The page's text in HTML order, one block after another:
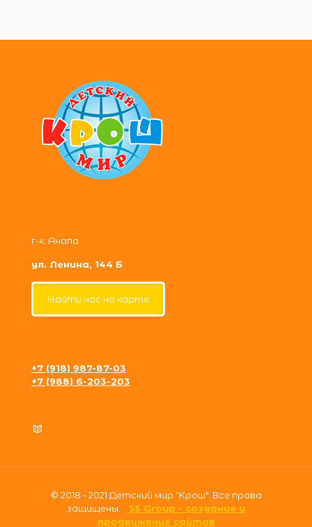
г-к. Анапа
ул. Ленина, 144 Б
Найти нас на карте
+7 (918) 987-87-03
+7 (988) 6-203-203
© 2018 - 2021 Детский мир "Крош". Все права
защищены. S5 Group - создание и
продвижение сайтов